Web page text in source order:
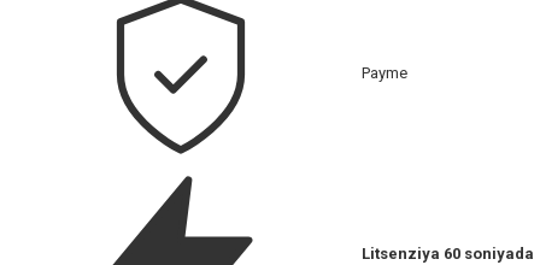
Payme
Litsenziya 60 soniyada